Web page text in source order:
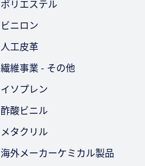
ポリエステル
ビニロン
人工皮革
繊維事業 - その他
イソプレン
酢酸ビニル
メタクリル
海外メーカーケミカル製品